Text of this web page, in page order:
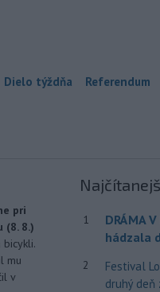
Dielo týždňa Referendum
pri
(8. 8.)
bicykli.
mu
v
1
DRÁMA
hádzala
2
Festival
druhý deň